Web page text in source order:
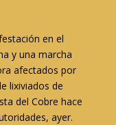
en el
y una marcha
afectados por
lixiviados de
del Cobre hace
ayer.